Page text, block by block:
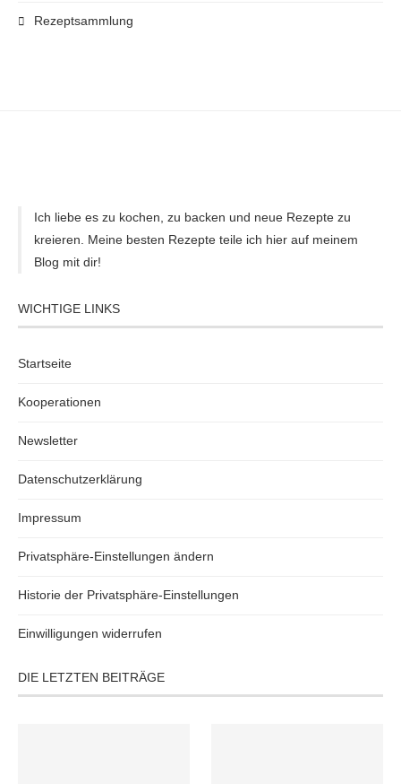
Rezeptsammlung
Ich liebe es zu kochen, zu backen und neue Rezepte zu
kreieren. Meine besten Rezepte teile ich hier auf meinem
Blog mit dir!
WICHTIGE LINKS
Startseite
Kooperationen
Newsletter
Datenschutzerklärung
Impressum
Privatsphäre-Einstellungen ändern
Historie der Privatsphäre-Einstellungen
Einwilligungen widerrufen
DIE LETZTEN BEITRÄGE